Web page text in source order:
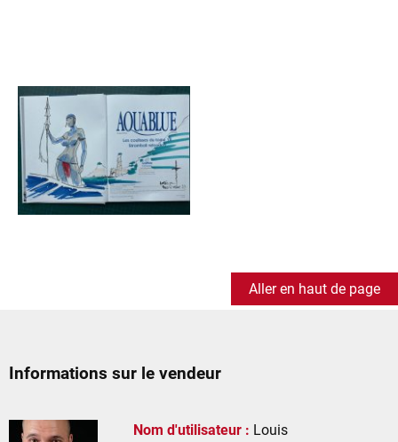
Aller en haut de page
Informations sur le vendeur
Nom d'utilisateur : Louis